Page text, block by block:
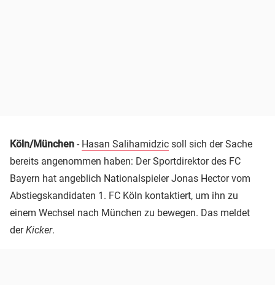
Köln/München - Hasan Salihamidzic soll sich der Sache
bereits angenommen haben: Der Sportdirektor des FC
Bayern hat angeblich Nationalspieler Jonas Hector vom
Abstiegskandidaten 1. FC Köln kontaktiert, um ihn zu
einem Wechsel nach München zu bewegen. Das meldet
derKicker.